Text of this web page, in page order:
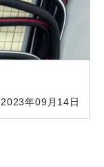
2023年09月14日